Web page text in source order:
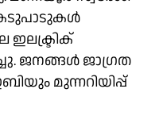
ഇലക്ട്രിക്
ജനങ്ങൾ ജാഗ്രത
മുന്നറിയിപ്പ്